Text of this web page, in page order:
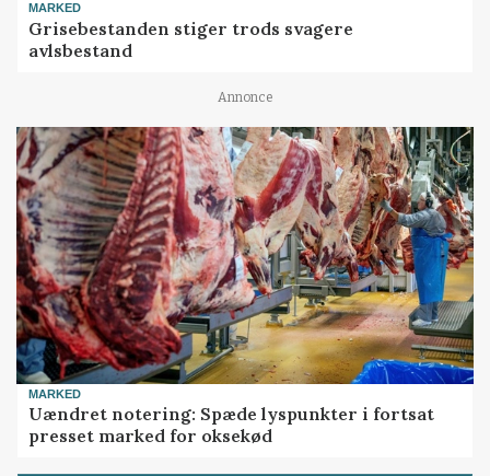
MARKED
Grisebestanden stiger trods svagere
avlsbestand
Annonce
MARKED
Uændret notering: Spæde lyspunkter i fortsat
presset marked for oksekød